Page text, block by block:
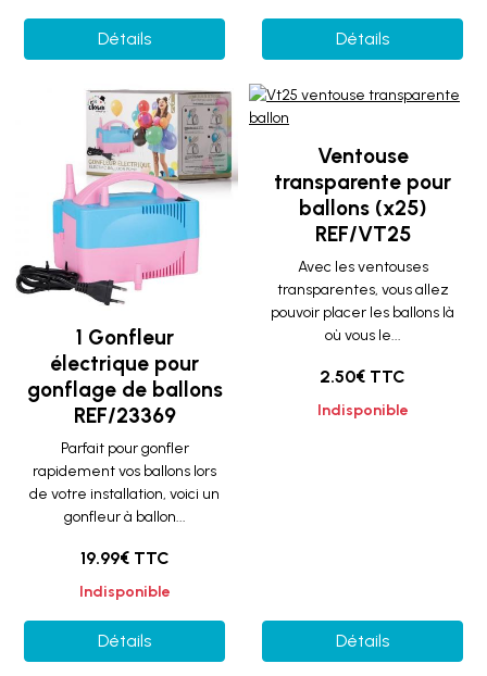
Détails Détails
1 Gonfleur
électrique pour
gonflage de ballons
REF/23369
Parfait pour gonfler
rapidement vos ballons lors
de votre installation, voici un
gonfleur à ballon...
19.99€ TTC
Indisponible
Détails
Ventouse
transparente pour
ballons (x25)
REF/VT25
Avec les ventouses
transparentes, vous allez
pouvoir placer les ballons là
où vous le...
2.50€ TTC
Indisponible
Détails